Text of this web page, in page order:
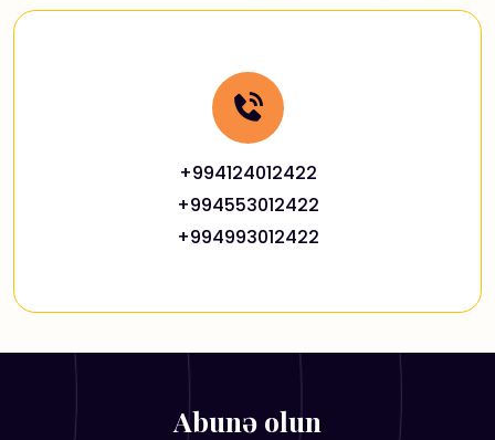
+994124012422
+994553012422
+994993012422
Abunə olun